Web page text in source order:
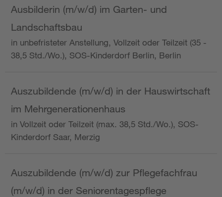
Ausbilderin (m/w/d) im Garten- und
Landschaftsbau
in unbefristeter Anstellung, Vollzeit oder Teilzeit (35 -
38,5 Std./Wo.), SOS-Kinderdorf Berlin, Berlin
Auszubildende (m/w/d) in der Hauswirtschaft
im Mehrgenerationenhaus
in Vollzeit oder Teilzeit (max. 38,5 Std./Wo.), SOS-
Kinderdorf Saar, Merzig
Auszubildende (m/w/d) zur Pflegefachfrau
(m/w/d) in der Seniorentagespflege